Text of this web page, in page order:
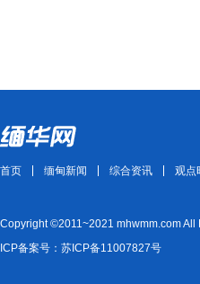
首页 缅甸新闻 综合资讯 观点
Copyright ©2011~2021 mhwmm.com All
ICP备案号：苏ICP备11007827号